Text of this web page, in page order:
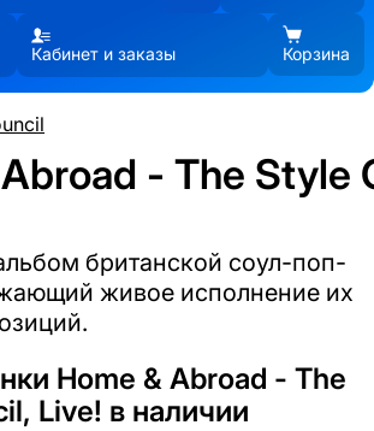
Кабинет и заказы Корзина
- The Style
британской соул-поп-
живое исполнение их
Home & Abroad - The
Live! в наличии